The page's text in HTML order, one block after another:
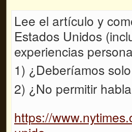
Lee el artículo y
Estados Unidos
experiencias
1) ¿Deberíamos
2) ¿No permitir
https://